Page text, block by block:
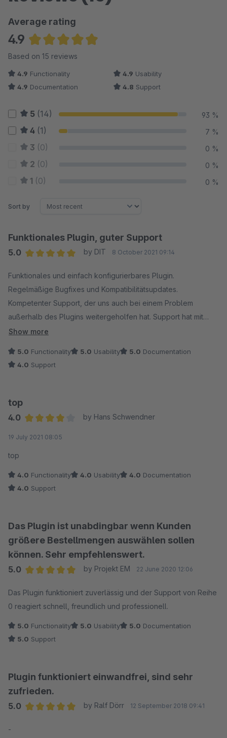
Average rating
4.9
Average rating of 4.9 out of 5 stars
Based on 15 reviews
4.9 Functionality 4.9 Usability
4.9 Documentation 4.8 Support
5 (14) 93 %
4 (1) 7 %
3 (0) 0 %
2 (0) 0 %
1 (0) 0 %
Sort by
Funktionales Plugin, guter Support
5.0
by DIT 8 October 2021 09:14
Funktionales und einfach konfigurierbares Plugin.
Regelmäßige Bugfixes und Kompatibilitätsupdates.
Kompetenter Support, der uns auch bei einem Problem
außerhalb des Plugins weitergeholfen hat. Support hat mit
Verzögerung geantwortet.
Show more
5.0 Functionality 5.0 Usability 5.0 Documentation
4.0 Support
top
4.0
by Hans Schwendner
19 July 2021 08:05
top
4.0 Functionality 4.0 Usability 4.0 Documentation
4.0 Support
Das Plugin ist unabdingbar wenn Kunden
größere Bestellmengen auswählen sollen
können. Sehr empfehlenswert.
5.0
by Projekt EM 22 June 2020 12:06
Das Plugin funktioniert zuverlässig und der Support von Reihe
0 reagiert schnell, freundlich und professionell.
5.0 Functionality 5.0 Usability 5.0 Documentation
5.0 Support
Plugin funktioniert einwandfrei, sind sehr
zufrieden.
5.0
by Ralf Dörr 12 September 2018 09:41
-